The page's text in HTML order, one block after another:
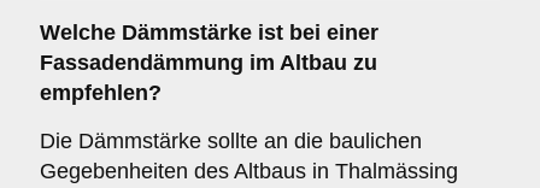
Welche Dämmstärke ist bei einer
Fassadendämmung im Altbau zu
empfehlen?
Die Dämmstärke sollte an die baulichen
Gegebenheiten des Altbaus in Thalmässing